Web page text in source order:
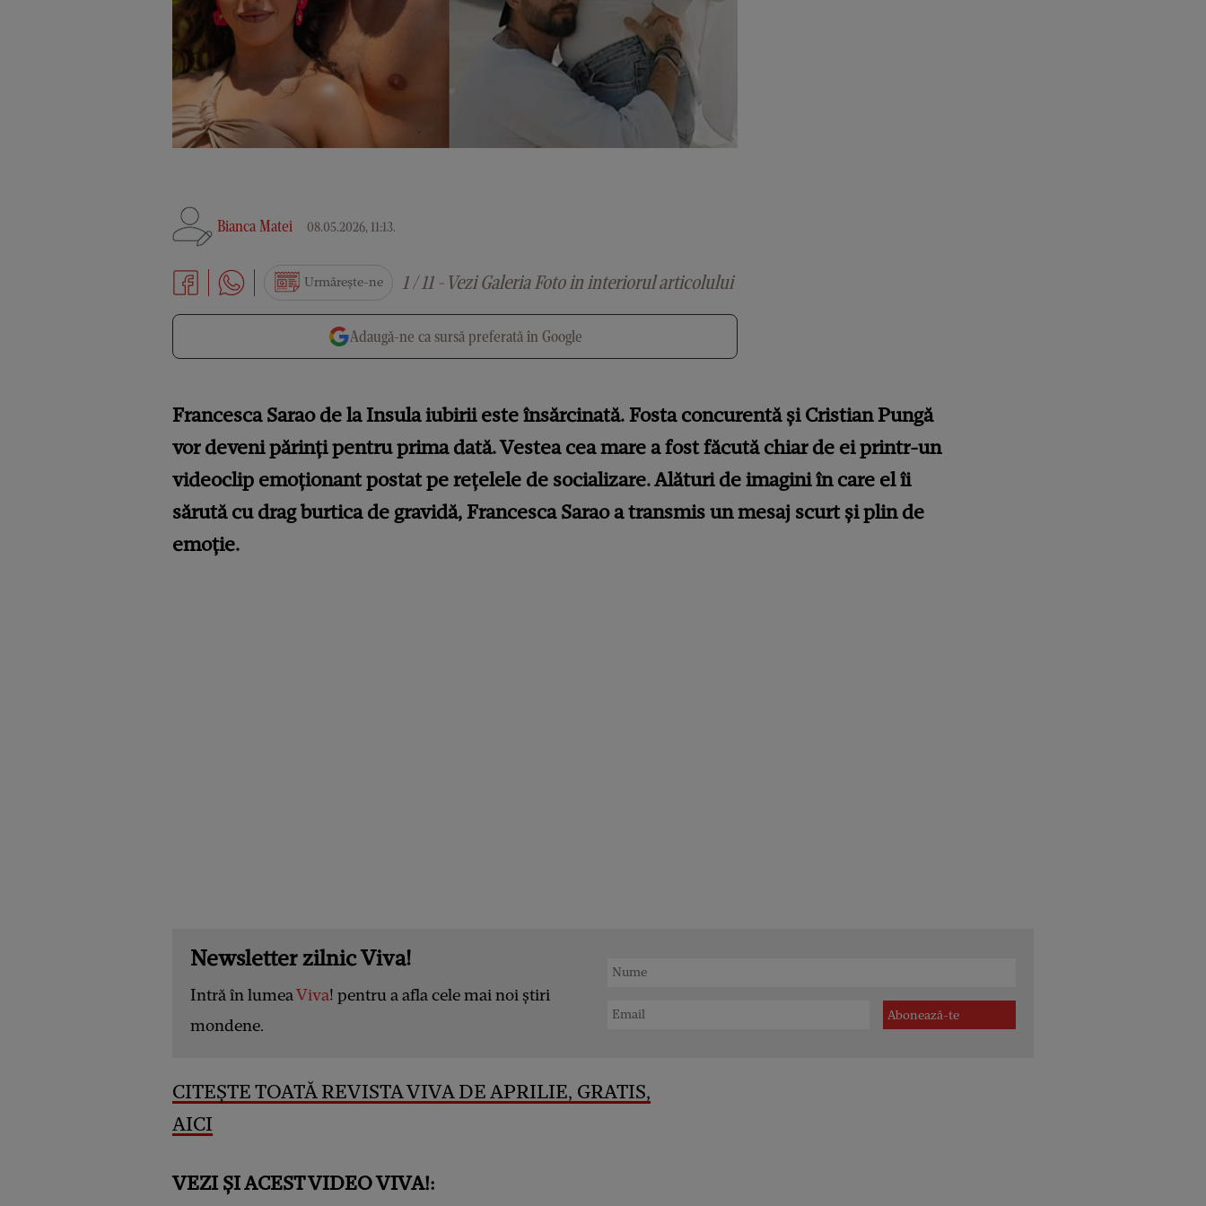
Bianca Matei 08.05.2026, 11:13.
Urmărește-ne 1 / 11 - Vezi Galeria Foto in interiorul articolului
Adaugă-ne ca sursă preferată în Google
Francesca Sarao de la Insula iubirii este însărcinată. Fosta concurentă și Cristian Pungă
vor deveni părinți pentru prima dată. Vestea cea mare a fost făcută chiar de ei printr-un
videoclip emoționant postat pe rețelele de socializare. Alături de imagini în care el îi
sărută cu drag burtica de gravidă, Francesca Sarao a transmis un mesaj scurt și plin de
emoție.
Newsletter zilnic Viva!
Intră în lumeaViva! pentru a afla cele mai noi știri
mondene.
CITEȘTE TOATĂ REVISTA VIVA DE APRILIE, GRATIS,
AICI
VEZI ȘI ACEST VIDEO VIVA!: